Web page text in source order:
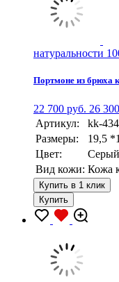
натуральности
Портмоне из брюха
22 700 руб. 26
Артикул:
kk-434
Размеры:
19,5
Цвет:
Серый
Вид кожи: Кожа
Купить в 1 клик
Купить